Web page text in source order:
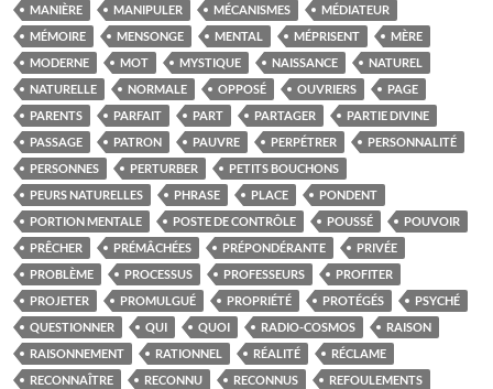
MANIÈRE
MANIPULER MÉCANISMES
MÉDIATEUR
MÉMOIRE
MENSONGE MENTAL MÉPRISENT
MÈRE
MODERNE
MOT MYSTIQUE NAISSANCE
NATUREL
NATURELLE
NORMALE OPPOSÉ OUVRIERS
PAGE
PARENTS
PARFAIT PART PARTAGER
PARTIE DIVINE
PASSAGE
PATRON PAUVRE PERPÉTRER
PERSONNALITÉ
PERSONNES
PERTURBER
PETITS BOUCHONS
PEURS NATURELLES
PHRASE PLACE
PONDENT
PORTION MENTALE
POSTE DE CONTRÔLE POUSSÉ
POUVOIR
PRÊCHER
PRÉMÂCHÉES PRÉPONDÉRANTE
PRIVÉE
PROBLÈME
PROCESSUS PROFESSEURS
PROFITER
PROJETER
PROMULGUÉ PROPRIÉTÉ PROTÉGÉS
PSYCHÉ
QUESTIONNER
QUI QUOI RADIO-COSMOS
RAISON
RAISONNEMENT
RATIONNEL RÉALITÉ
RÉCLAME
RECONNAÎTRE
RECONNU RECONNUS
REFOULEMENTS